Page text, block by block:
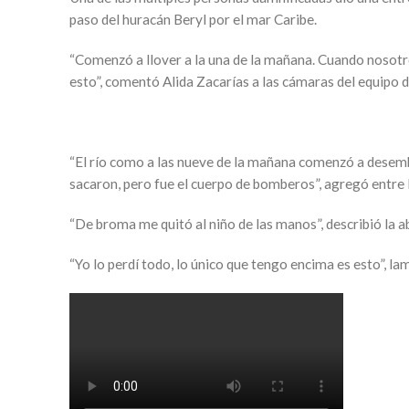
paso del huracán Beryl por el mar Caribe.
“Comenzó a llover a la una de la mañana. Cuando
esto”, comentó Alida Zacarías a las cámaras del equipo
“El río como a las nueve de la mañana comenzó a
sacaron, pero fue el cuerpo de bomberos”, agregó
“De broma me quitó al niño de las manos”, describió la
“Yo lo perdí todo, lo único que tengo encima es esto”,